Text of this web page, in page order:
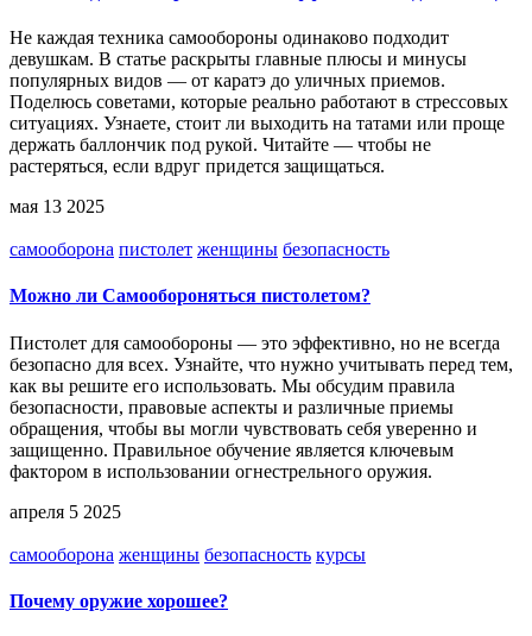
Не каждая техника самообороны одинаково подходит
девушкам. В статье раскрыты главные плюсы и минусы
популярных видов — от каратэ до уличных приемов.
Поделюсь советами, которые реально работают в стрессовых
ситуациях. Узнаете, стоит ли выходить на татами или проще
держать баллончик под рукой. Читайте — чтобы не
растеряться, если вдруг придется защищаться.
мая 13 2025
самооборона пистолет женщины безопасность
Можно ли Самообороняться пистолетом?
Пистолет для самообороны — это эффективно, но не всегда
безопасно для всех. Узнайте, что нужно учитывать перед тем,
как вы решите его использовать. Мы обсудим правила
безопасности, правовые аспекты и различные приемы
обращения, чтобы вы могли чувствовать себя уверенно и
защищенно. Правильное обучение является ключевым
фактором в использовании огнестрельного оружия.
апреля 5 2025
самооборона женщины безопасность курсы
Почему оружие хорошее?